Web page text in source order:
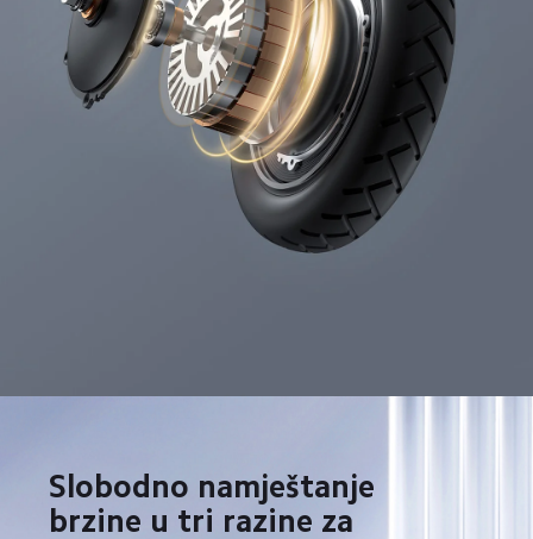
Slobodno namještanje
brzine u tri razine za